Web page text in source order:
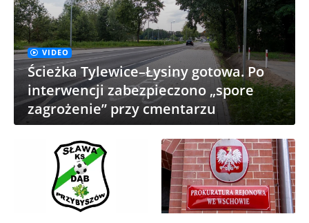
VIDEO
Ścieżka Tylewice–Łysiny gotowa. Po
interwencji zabezpieczono „spore
zagrożenie” przy cmentarzu